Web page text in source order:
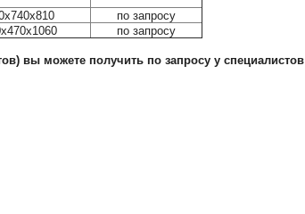
по запросу
по запросу
вы можете получить по запросу у специалистов